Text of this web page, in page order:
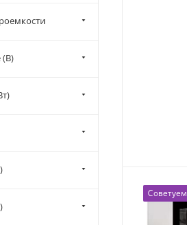
Советуем
(В)